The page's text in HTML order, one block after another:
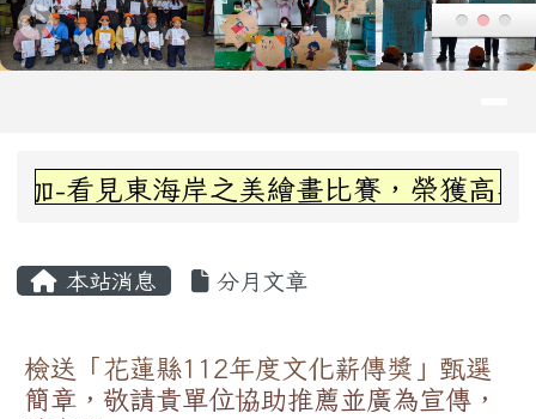
上中區域內容
看見東海岸之美繪畫比賽，榮獲高年級
本站消息 分月文章
檢送「花蓮縣112年度文化薪傳獎」甄選
簡章，敬請貴單位協助推薦並廣為宣傳，